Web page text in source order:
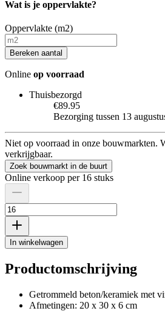
Wat is je oppervlakte?
Oppervlakte (m2)
Bereken aantal
Online op voorraad
Thuisbezorgd
€89.95
Bezorging tussen 13
Niet op voorraad in onze bouwmarkten.
verkrijgbaar.
Zoek bouwmarkt in de buurt
Online verkoop per 16 stuks
In winkelwagen
Productomschrijving
Getrommeld beton/keramiek met
Afmetingen: 20 x 30 x 6 cm